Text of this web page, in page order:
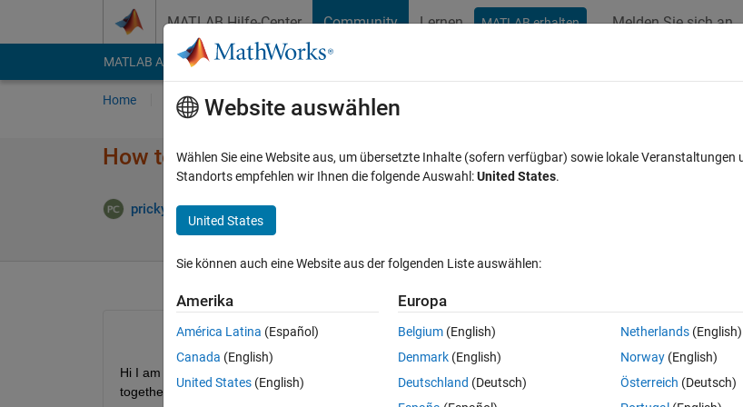
MATLAB Hilfe-Center Community Lernen MATLAB erhalten Melden Sie sich an
MATLAB Answers File Exchange Cody
Home Fragen Antworten Durchsuchen
How to plot dynamically signals of different axis individually?
pricky 23 Jun. 2014 1 Antwort
Hi I am obtaining values from motion sensor i.e. three axis values, how can i plot the signals of individual axis
together with different color for different axis.
Website auswählen
Wählen Sie eine Website aus, um übersetzte Inhalte (sofern verfügbar) sowie lokale
Standorts empfehlen wir Ihnen die folgende Auswahl:United States.
United States
Sie können auch eine Website aus der folgenden Liste auswählen:
Amerika
América Latina (Español)
Canada (English)
United States (English)
Europa
Belgium (English)
Denmark (English)
Deutschland (Deutsch)
Netherlands(English)
Norway(English)
Österreich (Deutsch)